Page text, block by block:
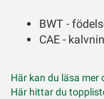
BWT -
CAE -
Här kan du läsa
Här hittar du